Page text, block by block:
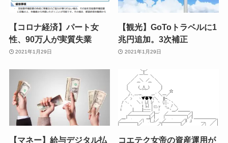
【コロナ経済】パート女
性、90万人が実質失業
2021年1月29日
【観光】GoToトラベルに1
兆円追加。3次補正
2021年1月29日
【マネー】給与デジタル払 コエテク女帝の資産運用が